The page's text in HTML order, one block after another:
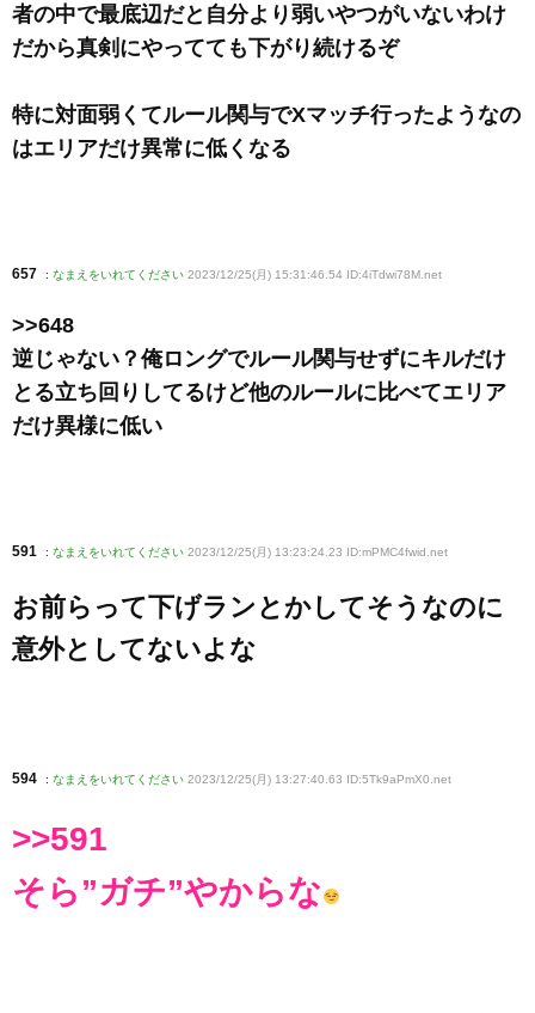
者の中で最底辺だと自分より弱いやつがいないわけ
だから真剣にやってても下がり続けるぞ
特に対面弱くてルール関与でXマッチ行ったようなの
はエリアだけ異常に低くなる
657 : なまえをいれてください 2023/12/25(月) 15:31:46.54 ID:4iTdwi78M .net
>>648
逆じゃない？俺ロングでルール関与せずにキルだけ
とる立ち回りしてるけど他のルールに比べてエリア
だけ異様に低い
591 : なまえをいれてください 2023/12/25(月) 13:23:24.23 ID:mPMC4fwid .net
お前らって下げランとかしてそうなのに
意外としてないよな
594 : なまえをいれてください 2023/12/25(月) 13:27:40.63 ID:5Tk9aPmX0 .net
>>591
そら”ガチ”やからな